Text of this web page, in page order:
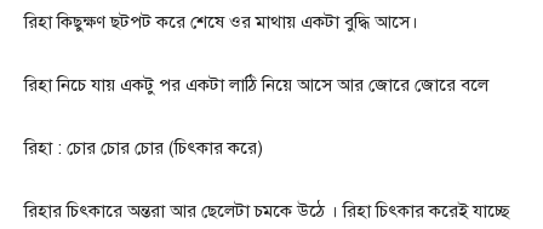
রিহা কিছুক্ষণ ছটপট করে শেষে ওর মাথায় একটা বুদ্ধি আসে।
রিহা নিচে যায় একটু পর একটা লাঠি নিয়ে আসে আর জোরে জোরে বলে
রিহা : চোর চোর চোর (চিৎকার করে)
রিহার চিৎকারে অন্তরা আর ছেলেটা চমকে উঠে । রিহা চিৎকার করেই যাচ্ছে